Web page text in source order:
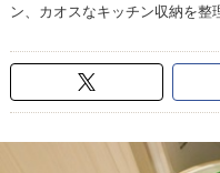
ン、カオスなキッチン収納を整